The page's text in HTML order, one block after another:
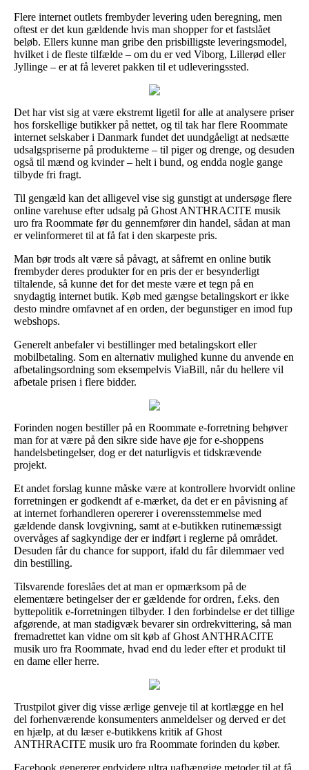
Flere internet outlets frembyder levering uden beregning, men
oftest er det kun gældende hvis man shopper for et fastslået
beløb. Ellers kunne man gribe den prisbilligste leveringsmodel,
hvilket i de fleste tilfælde – om du er ved Viborg, Lillerød eller
Jyllinge – er at få leveret pakken til et udleveringssted.
Det har vist sig at være ekstremt ligetil for alle at analysere priser
hos forskellige butikker på nettet, og til tak har flere Roommate
internet selskaber i Danmark fundet det uundgåeligt at nedsætte
udsalgspriserne på produkterne – til piger og drenge, og desuden
også til mænd og kvinder – helt i bund, og endda nogle gange
tilbyde fri fragt.
Til gengæld kan det alligevel vise sig gunstigt at undersøge flere
online varehuse efter udsalg på Ghost ANTHRACITE musik
uro fra Roommate før du gennemfører din handel, sådan at man
er velinformeret til at få fat i den skarpeste pris.
Man bør trods alt være så påvagt, at såfremt en online butik
frembyder deres produkter for en pris der er besynderligt
tiltalende, så kunne det for det meste være et tegn på en
snydagtig internet butik. Køb med gængse betalingskort er ikke
desto mindre omfavnet af en orden, der begunstiger en imod fup
webshops.
Generelt anbefaler vi bestillinger med betalingskort eller
mobilbetaling. Som en alternativ mulighed kunne du anvende en
afbetalingsordning som eksempelvis ViaBill, når du hellere vil
afbetale prisen i flere bidder.
Forinden nogen bestiller på en Roommate e-forretning behøver
man for at være på den sikre side have øje for e-shoppens
handelsbetingelser, dog er det naturligvis et tidskrævende
projekt.
Et andet forslag kunne måske være at kontrollere hvorvidt online
forretningen er godkendt af e-mærket, da det er en påvisning af
at internet forhandleren opererer i overensstemmelse med
gældende dansk lovgivning, samt at e-butikken rutinemæssigt
overvåges af sagkyndige der er indført i reglerne på området.
Desuden får du chance for support, ifald du får dilemmaer ved
din bestilling.
Tilsvarende foreslåes det at man er opmærksom på de
elementære betingelser der er gældende for ordren, f.eks. den
byttepolitik e-forretningen tilbyder. I den forbindelse er det tillige
afgørende, at man stadigvæk bevarer sin ordrekvittering, så man
fremadrettet kan vidne om sit køb af Ghost ANTHRACITE
musik uro fra Roommate, hvad end du leder efter et produkt til
en dame eller herre.
Trustpilot giver dig visse ærlige genveje til at kortlægge en hel
del forhenværende konsumenters anmeldelser og derved er det
en hjælp, at du læser e-butikkens kritik af Ghost
ANTHRACITE musik uro fra Roommate forinden du køber.
Facebook genererer endvidere ultra uafhængige metoder til at få